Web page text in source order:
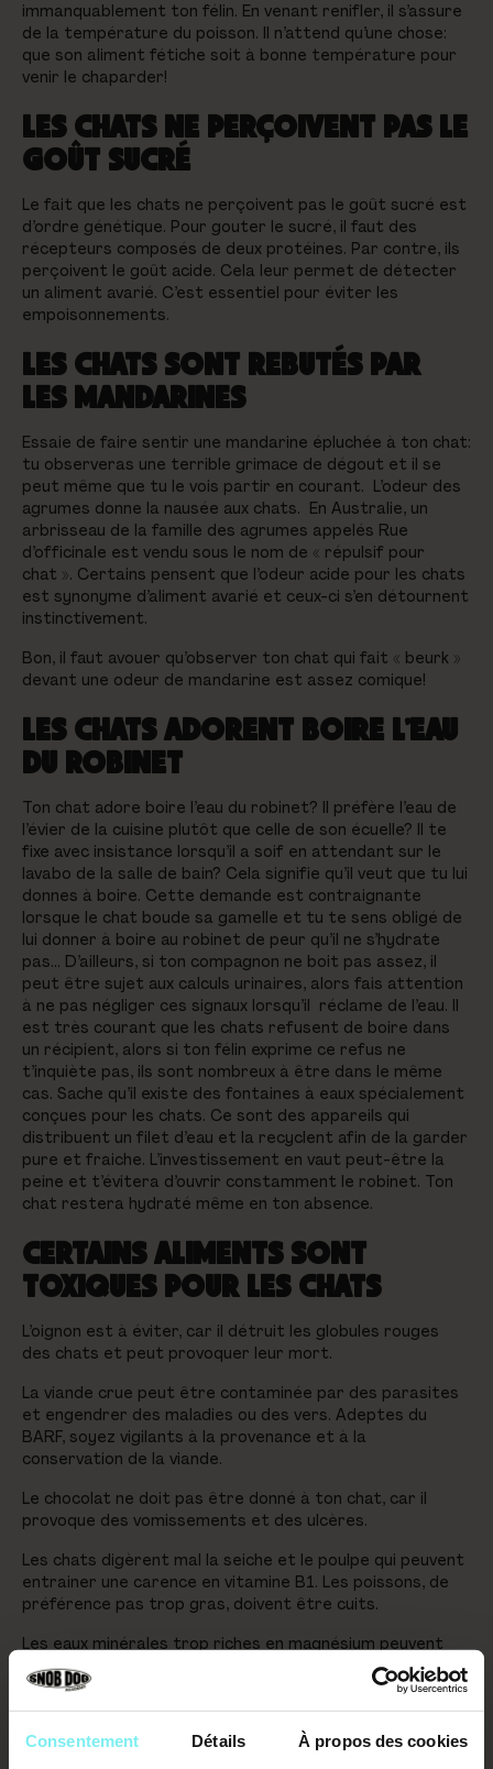
Consentement Détails À propos des cookies
immanquablement ton félin. En venant renifler, il s’assure
de la température du poisson. Il n’attend qu’une chose:
que son aliment fétiche soit à bonne température pour
venir le chaparder!
LES CHATS NE PERÇOIVENT PAS LE
GOÛT SUCRÉ
Le fait que les chats ne perçoivent pas le goût sucré est
d’ordre génétique. Pour gouter le sucré, il faut des
récepteurs composés de deux protéines. Par contre, ils
perçoivent le goût acide. Cela leur permet de détecter
un aliment avarié. C’est essentiel pour éviter les
empoisonnements.
LES CHATS SONT REBUTÉS PAR
LES MANDARINES
Essaie de faire sentir une mandarine épluchée à ton chat:
tu observeras une terrible grimace de dégout et il se
peut même que tu le vois partir en courant. L’odeur des
agrumes donne la nausée aux chats. En Australie, un
arbrisseau de la famille des agrumes appelés Rue
d’officinale est vendu sous le nom de « répulsif pour
chat ». Certains pensent que l’odeur acide pour les chats
est synonyme d’aliment avarié et ceux-ci s’en détournent
instinctivement.
Bon, il faut avouer qu’observer ton chat qui fait « beurk »
devant une odeur de mandarine est assez comique!
LES CHATS ADORENT BOIRE L’EAU
DU ROBINET
Ton chat adore boire l’eau du robinet? Il préfère l’eau de
l’évier de la cuisine plutôt que celle de son écuelle? Il te
fixe avec insistance lorsqu’il a soif en attendant sur le
lavabo de la salle de bain? Cela signifie qu’il veut que tu lui
donnes à boire. Cette demande est contraignante
lorsque le chat boude sa gamelle et tu te sens obligé de
lui donner à boire au robinet de peur qu’il ne s’hydrate
pas… D’ailleurs, si ton compagnon ne boit pas assez, il
peut être sujet aux calculs urinaires, alors fais attention
à ne pas négliger ces signaux lorsqu’il réclame de l’eau. Il
est très courant que les chats refusent de boire dans
un récipient, alors si ton félin exprime ce refus ne
t’inquiète pas, ils sont nombreux à être dans le même
cas. Sache qu’il existe des fontaines à eaux spécialement
conçues pour les chats. Ce sont des appareils qui
distribuent un filet d’eau et la recyclent afin de la garder
pure et fraiche. L’investissement en vaut peut-être la
peine et t’évitera d’ouvrir constamment le robinet. Ton
chat restera hydraté même en ton absence.
CERTAINS ALIMENTS SONT
TOXIQUES POUR LES CHATS
L’oignon est à éviter, car il détruit les globules rouges
des chats et peut provoquer leur mort.
La viande crue peut être contaminée par des parasites
et engendrer des maladies ou des vers. Adeptes du
BARF, soyez vigilants à la provenance et à la
conservation de la viande.
Le chocolat ne doit pas être donné à ton chat, car il
provoque des vomissements et des ulcères.
Les chats digèrent mal la seiche et le poulpe qui peuvent
entrainer une carence en vitamine B1. Les poissons, de
préférence pas trop gras, doivent être cuits.
Les eaux minérales trop riches en magnésium peuvent
causer des calculs urinaires.
connaitre encore mieux ton chat, et si tu n’as jamais
essayé de lui faire sentir l’épluchure d’une mandarine,